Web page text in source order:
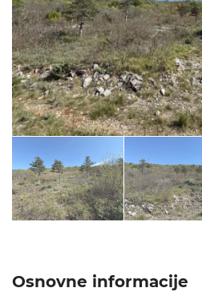
Osnovne informacije